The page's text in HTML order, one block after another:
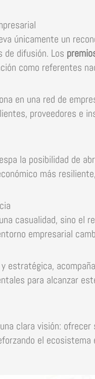
únicamente un
de difusión. Los
como referentes
en una red de
proveedores e
la posibilidad de
más
casualidad, sino
empresarial
estratégica,
para alcanzar
clara visión:
el